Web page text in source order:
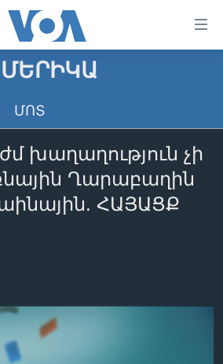
Ի ԿԱՆՈՆԱԴՐՈՒԹՅՈՒՆ
ՄՈՏ
խաղաղություն չի
Ղարաբաղին
ՀԱՅԱՑՔ